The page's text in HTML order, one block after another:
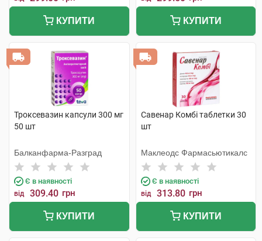
КУПИТИ КУПИТИ
Троксевазин капсули 300 мг
50 шт
Балканфарма-Разград
Є в наявності
від 309.40 грн
КУПИТИ
Савенар Комбі таблетки 30
шт
Маклеодс Фармасьютикалс
Є в наявності
від 313.80 грн
КУПИТИ